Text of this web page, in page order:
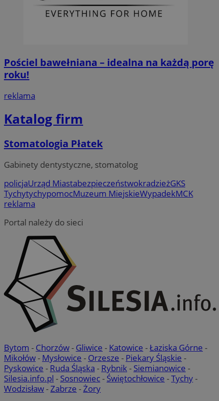
Pościel bawełniana – idealna na każdą porę
roku!
reklama
Katalog firm
Stomatologia Płatek
Gabinety dentystyczne, stomatolog
policjaUrząd MiastabezpieczeństwokradzieżGKS
TychytychypomocMuzeum MiejskieWypadekMCK
reklama
Portal należy do sieci
Bytom - Chorzów- Gliwice - Katowice -Łaziska Górne -
Mikołów- Mysłowice - Orzesze - Piekary Śląskie -
Pyskowice - Ruda Śląska - Rybnik- Siemianowice -
Silesia.info.pl - Sosnowiec- Świętochłowice -Tychy-
Wodzisław-Zabrze -Żory